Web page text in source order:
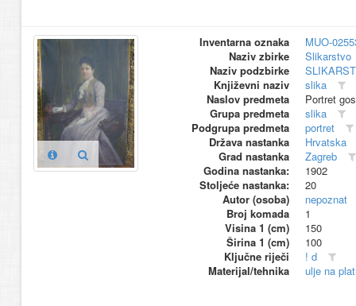
Inventarna oznaka
MUO-
Naziv zbirke
Slikarstvo
Naziv podzbirke
Književni naziv
slika
Naslov predmeta
Portret
Grupa predmeta
slika
Podgrupa predmeta
portret
Država nastanka
Hrvatska
Grad nastanka
Zagreb
Godina nastanka:
1902
Stoljeće nastanka:
20
Autor (osoba)
nepoznat
Broj komada
1
Visina 1 (cm)
150
Širina 1 (cm)
100
Ključne riječi
! d
Materijal/tehnika
ulje na